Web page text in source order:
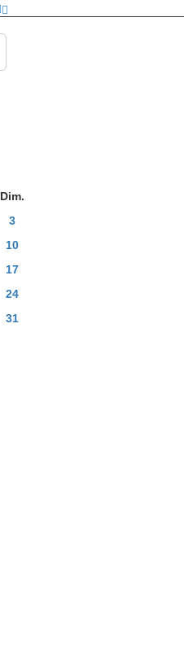
Dim.
3
10
17
24
31